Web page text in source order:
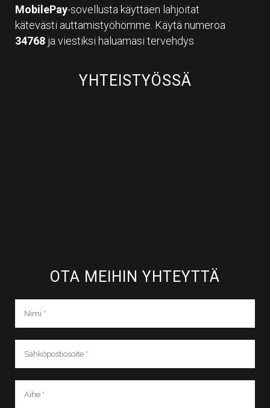
MobilePay-sovellusta käyttäen lahjoitat
kätevästi auttamistyöhömme. Käytä numeroa
34768 ja viestiksi haluamasi tervehdys
YHTEISTYÖSSÄ
OTA MEIHIN YHTEYTTÄ​